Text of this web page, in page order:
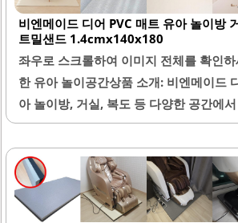
비엔메이드 디어 PVC 매트 유아 놀이방
트밀샌드 1.4cmx140x180
좌우로 스크롤하여 이미지 전체를 확인
한 유아 놀이공간상품 소개: 비엔메이드
아 놀이방, 거실, 복도 등 다양한 공간에
환경을 제공합니다. 이 매트는 두께가
어다니는 아이들이 넘어질 때에도 안전
또한, 매트의 표면은 부드럽고 폭신하여
놀 수 있는 공간을 만들어 줍니다.매트는
능하여 기분에 따라 디자인을 바꿀 수 있